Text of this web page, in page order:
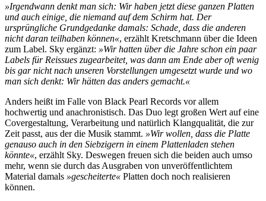
»Irgendwann denkt man sich: Wir haben jetzt diese ganzen Platten
und auch einige, die niemand auf dem Schirm hat. Der
ursprüngliche Grundgedanke damals: Schade, dass die anderen
nicht daran teilhaben können«, erzählt Kretschmann über die Ideen
zum Label. Sky ergänzt: »Wir hatten über die Jahre schon ein paar
Labels für Reissues zugearbeitet, was dann am Ende aber oft wenig
bis gar nicht nach unseren Vorstellungen umgesetzt wurde und wo
man sich denkt: Wir hätten das anders gemacht.«
Anders heißt im Falle von Black Pearl Records vor allem
hochwertig und anachronistisch. Das Duo legt großen Wert auf eine
Covergestaltung, Verarbeitung und natürlich Klangqualität, die zur
Zeit passt, aus der die Musik stammt. »Wir wollen, dass die Platte
genauso auch in den Siebzigern in einem Plattenladen stehen
könnte«, erzählt Sky. Deswegen freuen sich die beiden auch umso
mehr, wenn sie durch das Ausgraben von unveröffentlichtem
Material damals »gescheiterte« Platten doch noch realisieren
können.